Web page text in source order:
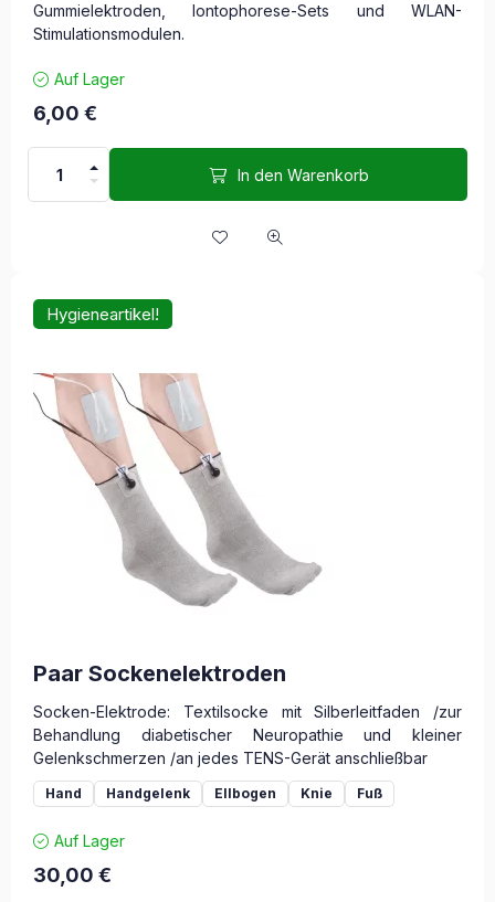
Gummielektroden, Iontophorese-Sets und WLAN-
Stimulationsmodulen.
Auf Lager
6,00 €
In den Warenkorb
Hygieneartikel!
Paar Sockenelektroden
Socken-Elektrode: Textilsocke mit Silberleitfaden /zur
Behandlung diabetischer Neuropathie und kleiner
Gelenkschmerzen /an jedes TENS-Gerät anschließbar
Hand Handgelenk Ellbogen Knie Fuß
Auf Lager
30,00 €